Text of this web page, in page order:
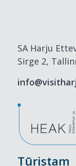
SA Harju
Sirge 2,
Tūristam